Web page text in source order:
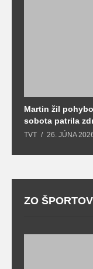
Martin žil
sobota patrila
TVT 26. JÚNA
ZO